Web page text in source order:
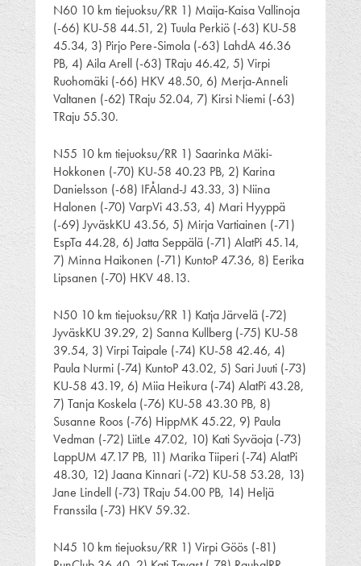
N60 10 km tiejuoksu/RR 1) Maija-Kaisa Vallinoja
(-66) KU-58 44.51, 2) Tuula Perkiö (-63) KU-58
45.34, 3) Pirjo Pere-Simola (-63) LahdA 46.36
PB, 4) Aila Arell (-63) TRaju 46.42, 5) Virpi
Ruohomäki (-66) HKV 48.50, 6) Merja-Anneli
Valtanen (-62) TRaju 52.04, 7) Kirsi Niemi (-63)
TRaju 55.30.
N55 10 km tiejuoksu/RR 1) Saarinka Mäki-
Hokkonen (-70) KU-58 40.23 PB, 2) Karina
Danielsson (-68) IFÅland-J 43.33, 3) Niina
Halonen (-70) VarpVi 43.53, 4) Mari Hyyppä
(-69) JyväskKU 43.56, 5) Mirja Vartiainen (-71)
EspTa 44.28, 6) Jatta Seppälä (-71) AlatPi 45.14,
7) Minna Haikonen (-71) KuntoP 47.36, 8) Eerika
Lipsanen (-70) HKV 48.13.
N50 10 km tiejuoksu/RR 1) Katja Järvelä (-72)
JyväskKU 39.29, 2) Sanna Kullberg (-75) KU-58
39.54, 3) Virpi Taipale (-74) KU-58 42.46, 4)
Paula Nurmi (-74) KuntoP 43.02, 5) Sari Juuti (-73)
KU-58 43.19, 6) Miia Heikura (-74) AlatPi 43.28,
7) Tanja Koskela (-76) KU-58 43.30 PB, 8)
Susanne Roos (-76) HippMK 45.22, 9) Paula
Vedman (-72) LiitLe 47.02, 10) Kati Syväoja (-73)
LappUM 47.17 PB, 11) Marika Tiiperi (-74) AlatPi
48.30, 12) Jaana Kinnari (-72) KU-58 53.28, 13)
Jane Lindell (-73) TRaju 54.00 PB, 14) Heljä
Franssila (-73) HKV 59.32.
N45 10 km tiejuoksu/RR 1) Virpi Göös (-81)